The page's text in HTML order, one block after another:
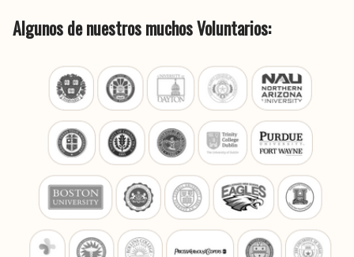
Algunos de nuestros muchos Voluntarios: